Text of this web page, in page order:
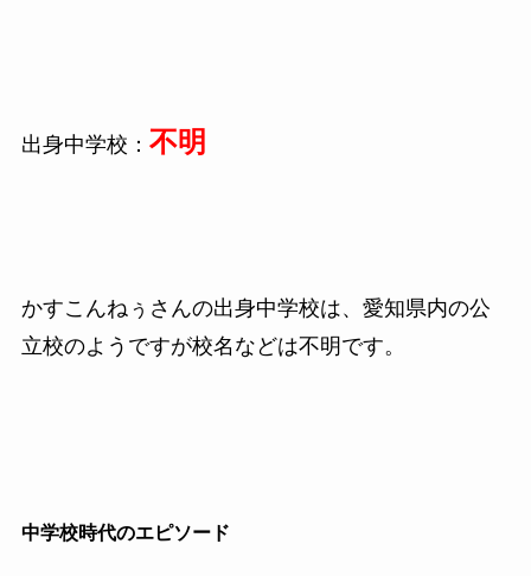
出身中学校： 不明
かすこんねぅさんの出身中学校は、愛知県内の公
立校のようですが校名などは不明です。
中学校時代のエピソード